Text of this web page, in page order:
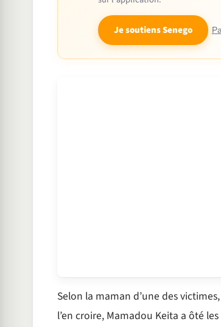
Je soutiens Senego
Selon la maman d’une des
l’en croire, Mamadou Keita a ôté